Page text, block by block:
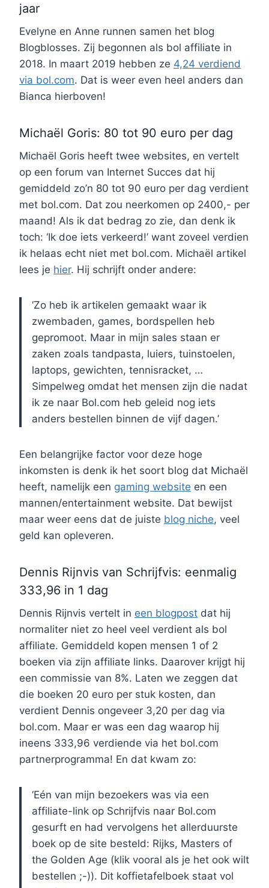
jaar
Evelyne en Anne runnen samen het blog
Blogblosses. Zij begonnen als bol affiliate in
2018. In maart 2019 hebben ze 4,24 verdiend
via bol.com. Dat is weer even heel anders dan
Bianca hierboven!
Michaël Goris: 80 tot 90 euro per dag
Michaël Goris heeft twee websites, en vertelt
op een forum van Internet Succes dat hij
gemiddeld zo’n 80 tot 90 euro per dag verdient
met bol.com. Dat zou neerkomen op 2400,- per
maand! Als ik dat bedrag zo zie, dan denk ik
toch: ‘Ik doe iets verkeerd!’ want zoveel verdien
ik helaas echt niet met bol.com. Michaël artikel
lees je hier. Hij schrijft onder andere:
‘Zo heb ik artikelen gemaakt waar ik
zwembaden, games, bordspellen heb
gepromoot. Maar in mijn sales staan er
zaken zoals tandpasta, luiers, tuinstoelen,
laptops, gewichten, tennisracket, …
Simpelweg omdat het mensen zijn die nadat
ik ze naar Bol.com heb geleid nog iets
anders bestellen binnen de vijf dagen.’
Een belangrijke factor voor deze hoge
inkomsten is denk ik het soort blog dat Michaël
heeft, namelijk een gaming website en een
mannen/entertainment website. Dat bewijst
maar weer eens dat de juiste blog niche, veel
geld kan opleveren.
Dennis Rijnvis van Schrijfvis: eenmalig
333,96 in 1 dag
Dennis Rijnvis vertelt in een blogpost dat hij
normaliter niet zo heel veel verdient als bol
affiliate. Gemiddeld kopen mensen 1 of 2
boeken via zijn affiliate links. Daarover krijgt hij
een commissie van 8%. Laten we zeggen dat
die boeken 20 euro per stuk kosten, dan
verdient Dennis ongeveer 3,20 per dag via
bol.com. Maar er was een dag waarop hij
ineens 333,96 verdiende via het bol.com
partnerprogramma! En dat kwam zo:
‘Eén van mijn bezoekers was via een
affiliate-link op Schrijfvis naar Bol.com
gesurft en had vervolgens het allerduurste
boek op de site besteld: Rijks, Masters of
the Golden Age (klik vooral als je het ook wilt
bestellen ;-)). Dit koffietafelboek staat vol